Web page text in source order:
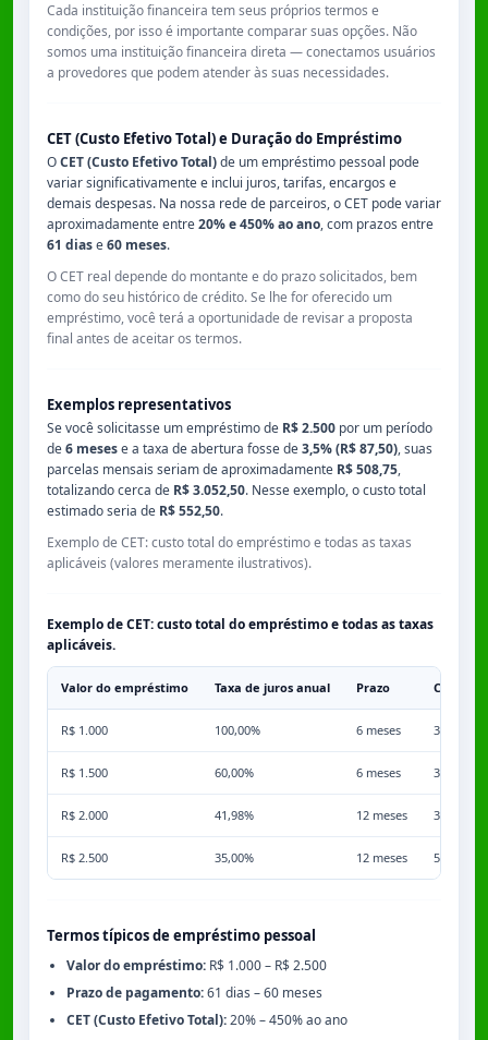
Cada instituição financeira tem seus próprios termos e
condições, por isso é importante comparar suas opções. Não
somos uma instituição financeira direta — conectamos usuários
a provedores que podem atender às suas necessidades.
CET (Custo Efetivo Total) e Duração do Empréstimo
OCET (Custo Efetivo Total)de um empréstimo pessoal pode
variar significativamente e inclui juros, tarifas, encargos e
demais despesas. Na nossa rede de parceiros, o CET pode variar
aproximadamente entre20% e 450% ao ano, com prazos entre
61 diase60 meses.
O CET real depende do montante e do prazo solicitados, bem
como do seu histórico de crédito. Se lhe for oferecido um
empréstimo, você terá a oportunidade de revisar a proposta
final antes de aceitar os termos.
Exemplos representativos
Se você solicitasse um empréstimo de R$ 2.500 por um período
de6 mesese a taxa de abertura fosse de3,5% (R$ 87,50), suas
parcelas mensais seriam de aproximadamente R$ 508,75,
totalizando cerca de R$ 3.052,50. Nesse exemplo, o custo total
estimado seria de R$ 552,50.
Exemplo de CET: custo total do empréstimo e todas as taxas
aplicáveis (valores meramente ilustrativos).
Exemplo de CET: custo total do empréstimo e todas as taxas
aplicáveis.
Valor do empréstimo Taxa de juros anual Prazo
R$ 1.000 100,00% 6 meses 3,50%
R$ 1.500 60,00% 6 meses 3,50%
R$ 2.000 41,98% 12 meses 3,50%
R$ 2.500 35,00% 12 meses 5,00%
Termos típicos de empréstimo pessoal
Valor do empréstimo: R$ 1.000 – R$ 2.500
Prazo de pagamento:61 dias – 60 meses
CET (Custo Efetivo Total):20% – 450% ao ano